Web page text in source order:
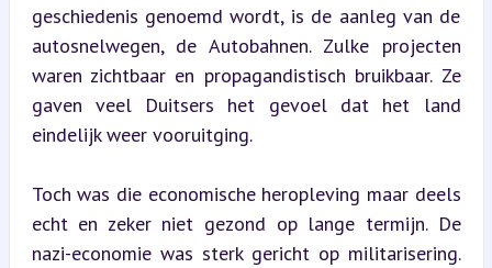
geschiedenis genoemd wordt, is de aanleg van de
autosnelwegen, de Autobahnen. Zulke projecten
waren zichtbaar en propagandistisch bruikbaar. Ze
gaven veel Duitsers het gevoel dat het land
eindelijk weer vooruitging.
Toch was die economische heropleving maar deels
echt en zeker niet gezond op lange termijn. De
nazi-economie was sterk gericht op militarisering.